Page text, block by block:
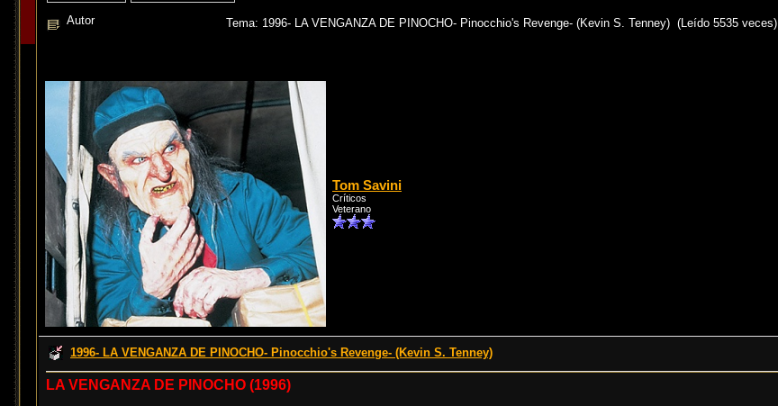
Autor Tema: 1996- LA VENGANZA DE PINOCHO- Pinocchio's Revenge- (Kevin S. Tenney) (Leído 5535 veces)
Tom Savini
Críticos
Veterano
1996- LA VENGANZA DE PINOCHO- Pinocchio's Revenge- (Kevin S. Tenney)
LA VENGANZA DE PINOCHO (1996)